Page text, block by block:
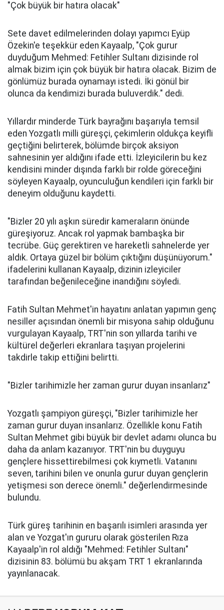
"Çok büyük bir hatıra olacak"
Sete davet edilmelerinden dolayı yapımcı Eyüp
Özekin'e teşekkür eden Kayaalp, "Çok gurur
duyduğum Mehmed: Fetihler Sultanı dizisinde rol
almak bizim için çok büyük bir hatıra olacak. Bizim de
gönlümüz burada oynamayı istedi. İki gönül bir
olunca da kendimizi burada buluverdik." dedi.
Yıllardır minderde Türk bayrağını başarıyla temsil
eden Yozgatlı milli güreşçi, çekimlerin oldukça keyifli
geçtiğini belirterek, bölümde birçok aksiyon
sahnesinin yer aldığını ifade etti. İzleyicilerin bu kez
kendisini minder dışında farklı bir rolde göreceğini
söyleyen Kayaalp, oyunculuğun kendileri için farklı bir
deneyim olduğunu kaydetti.
"Bizler 20 yılı aşkın süredir kameraların önünde
güreşiyoruz. Ancak rol yapmak bambaşka bir
tecrübe. Güç gerektiren ve hareketli sahnelerde yer
aldık. Ortaya güzel bir bölüm çıktığını düşünüyorum."
ifadelerini kullanan Kayaalp, dizinin izleyiciler
tarafından beğenileceğine inandığını söyledi.
Fatih Sultan Mehmet'in hayatını anlatan yapımın genç
nesiller açısından önemli bir misyona sahip olduğunu
vurgulayan Kayaalp, TRT'nin son yıllarda tarihi ve
kültürel değerleri ekranlara taşıyan projelerini
takdirle takip ettiğini belirtti.
"Bizler tarihimizle her zaman gurur duyan insanlarız"
Yozgatlı şampiyon güreşçi, "Bizler tarihimizle her
zaman gurur duyan insanlarız. Özellikle konu Fatih
Sultan Mehmet gibi büyük bir devlet adamı olunca bu
daha da anlam kazanıyor. TRT'nin bu duyguyu
gençlere hissettirebilmesi çok kıymetli. Vatanını
seven, tarihini bilen ve onunla gurur duyan gençlerin
yetişmesi son derece önemli." değerlendirmesinde
bulundu.
Türk güreş tarihinin en başarılı isimleri arasında yer
alan ve Yozgat'ın gururu olarak gösterilen Rıza
Kayaalp'in rol aldığı "Mehmed: Fetihler Sultanı"
dizisinin 83. bölümü bu akşam TRT 1 ekranlarında
yayınlanacak.